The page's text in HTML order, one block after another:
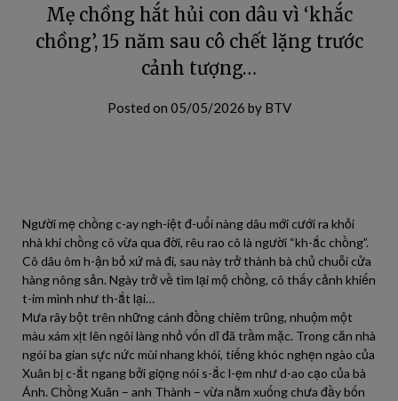
Mẹ chồng hắt hủi con dâu vì ‘khắc
chồng’, 15 năm sau cô chết lặng trước
cảnh tượng…
Posted on 05/05/2026 by BTV
Người mẹ chồng c-ay ngh-iệt đ-uổi nàng dâu mới cưới ra khỏi
nhà khi chồng cô vừa qua đời, rêu rao cô là người “kh-ắc chồng”.
Cô dâu ôm h-ận bỏ xứ mà đi, sau này trở thành bà chủ chuỗi cửa
hàng nông sản. Ngày trở về tìm lại mộ chồng, cô thấy cảnh khiến
t-im mình như th-ắt lại…
Mưa rây bột trên những cánh đồng chiêm trũng, nhuộm một
màu xám xịt lên ngôi làng nhỏ vốn dĩ đã trầm mặc. Trong căn nhà
ngói ba gian sực nức mùi nhang khói, tiếng khóc nghẹn ngào của
Xuân bị c-ắt ngang bởi giọng nói s-ắc l-ẹm như d-ao cạo của bà
Ánh. Chồng Xuân – anh Thành – vừa nằm xuống chưa đầy bốn